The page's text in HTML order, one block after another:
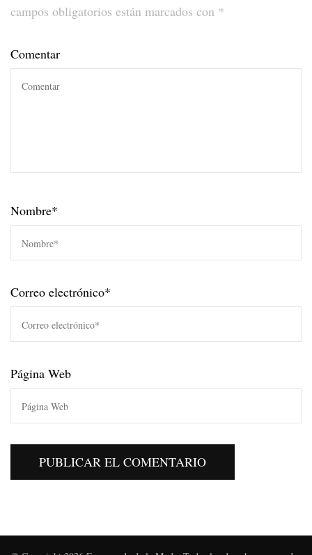
campos obligatorios están marcados con *
Comentar
Nombre*
Correo electrónico*
Página Web